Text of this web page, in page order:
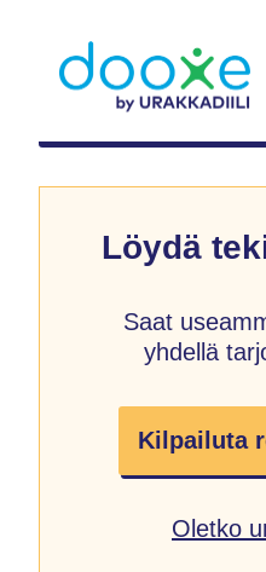
Löydä
Saat
yhdellä
Kilpailuta
Oletko